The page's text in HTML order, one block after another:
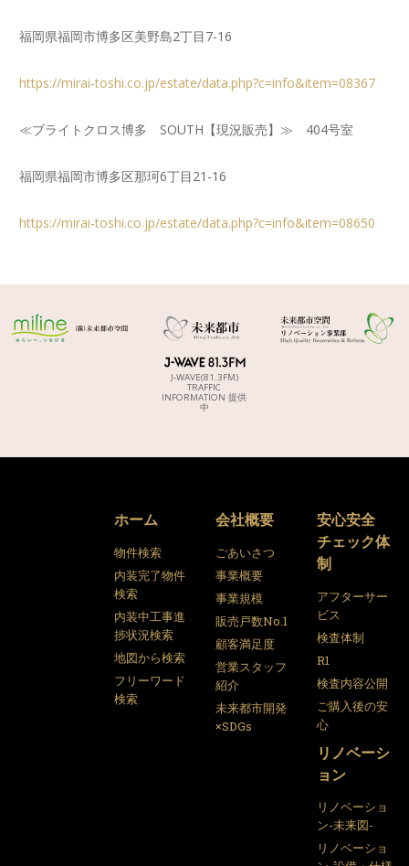
福岡県福岡市博多区美野島2丁目7-16
https://mirai-toshi.co.jp/estate/data.php?c=info&item=08367
≪ブライトクロス博多 SOUTH【現況販売】≫ 404号室
福岡県福岡市博多区那珂6丁目21-16
https://mirai-toshi.co.jp/estate/data.php?c=info&item=08650
J-WAVE(81.3FM)
TRAFFIC
INFORMATION 提供
中
ホーム
物件検索
内装完了物件
検索
内装中工事進
捗状況検索
地図から検索
フリーワード
検索
会社概要
ごあいさつ
事業概要
事業規模
販売戸数No.1
顧客満足度
営業スタッフ
紹介
未来都市開発
×SDGs
安心安全
チェック体
制
アフターサー
ビス
検査体制
R1
検査内容公開
ご購入後の安
心
リノベーシ
ョン
リノベーショ
ン-未来図-
リノベーショ